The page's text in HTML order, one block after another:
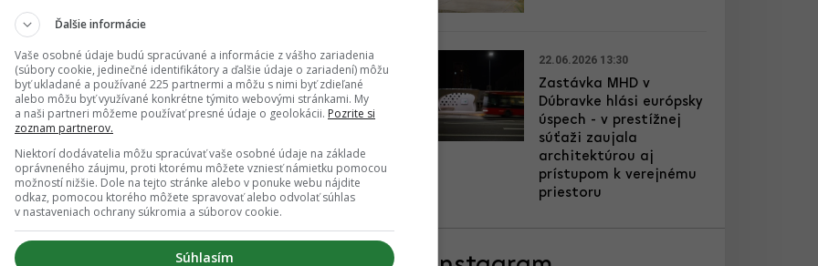
návštevy Bratislavy aj americká dopravná
spôsob označila rozdelenie návštevníkov do menších
k slovu dostali úplne všetci a narušitelia boli umravnení.
musela uznať, že pripravované zmeny v Petržalke sú
robení kompromisov, keďže do prostredia vstupuje
ktoré sú úplne legitímne. Hľadať medzi nimi
prečo od urbanistickej súťaže po schválenie štúdie prešlo
dokonalá, ale je to v rámci možností takmer
ktorá sa stane predpokladom pre stavebný rozvoj na
projektov sa ukáže, že tieto nemajú na lokálne
ešte mnoho rokov.
22.06.2026 13:30
Zastávka MHD v
Dúbravke hlási európsky
úspech - v prestížnej
súťaži zaujala
architektúrou aj
prístupom k verejnému
priestoru
Ďalšie informácie
Vaše osobné údaje budú spracúvané a informácie z vášho zariadenia
(súbory cookie, jedinečné identifikátory a ďalšie údaje o zariadení) môžu
byť ukladané a používané 225 partnermi a môžu s nimi byť zdieľané
alebo môžu byť využívané konkrétne týmito webovými stránkami. My
a naši partneri môžeme používať presné údaje o geolokácii. Pozrite si
zoznam partnerov.
Niektorí dodávatelia môžu spracúvať vaše osobné údaje na základe
oprávneného záujmu, proti ktorému môžete vzniesť námietku pomocou
možností nižšie. Dole na tejto stránke alebo v ponuke webu nájdite
odkaz, pomocou ktorého môžete spravovať alebo odvolať súhlas
v nastaveniach ochrany súkromia a súborov cookie.
Súhlasím